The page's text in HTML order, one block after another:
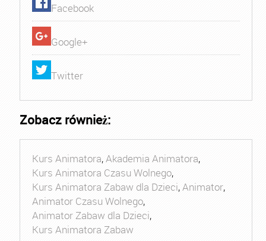
Facebook
Google+
Twitter
Zobacz również:
Kurs Animatora,Akademia Animatora,
Kurs Animatora Czasu Wolnego,
Kurs Animatora Zabaw dla Dzieci,Animator,
Animator Czasu Wolnego,
Animator Zabaw dla Dzieci,
Kurs Animatora Zabaw